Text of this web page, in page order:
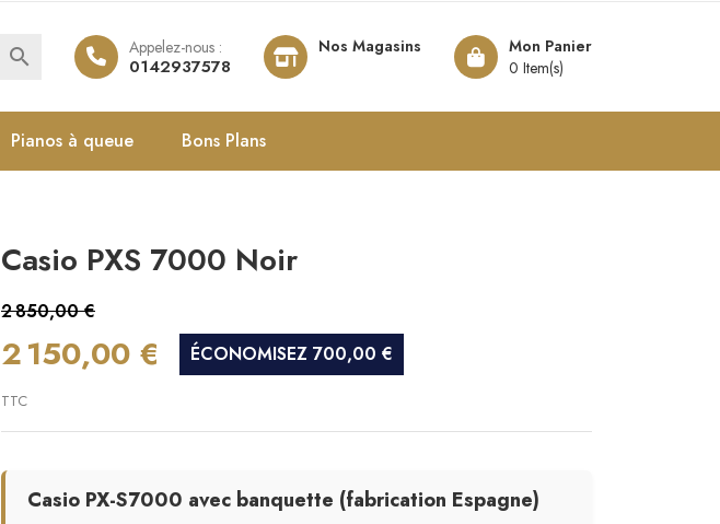
Mon Panier
0 Item(s)
Nos Magasins
Appelez-nous :
0142937578

Pianos à queue Bons Plans
Casio PXS 7000 Noir
2 850,00 €
2 150,00 € ÉCONOMISEZ 700,00 €
TTC
Casio PX-S7000 avec banquette (fabrication Espagne)